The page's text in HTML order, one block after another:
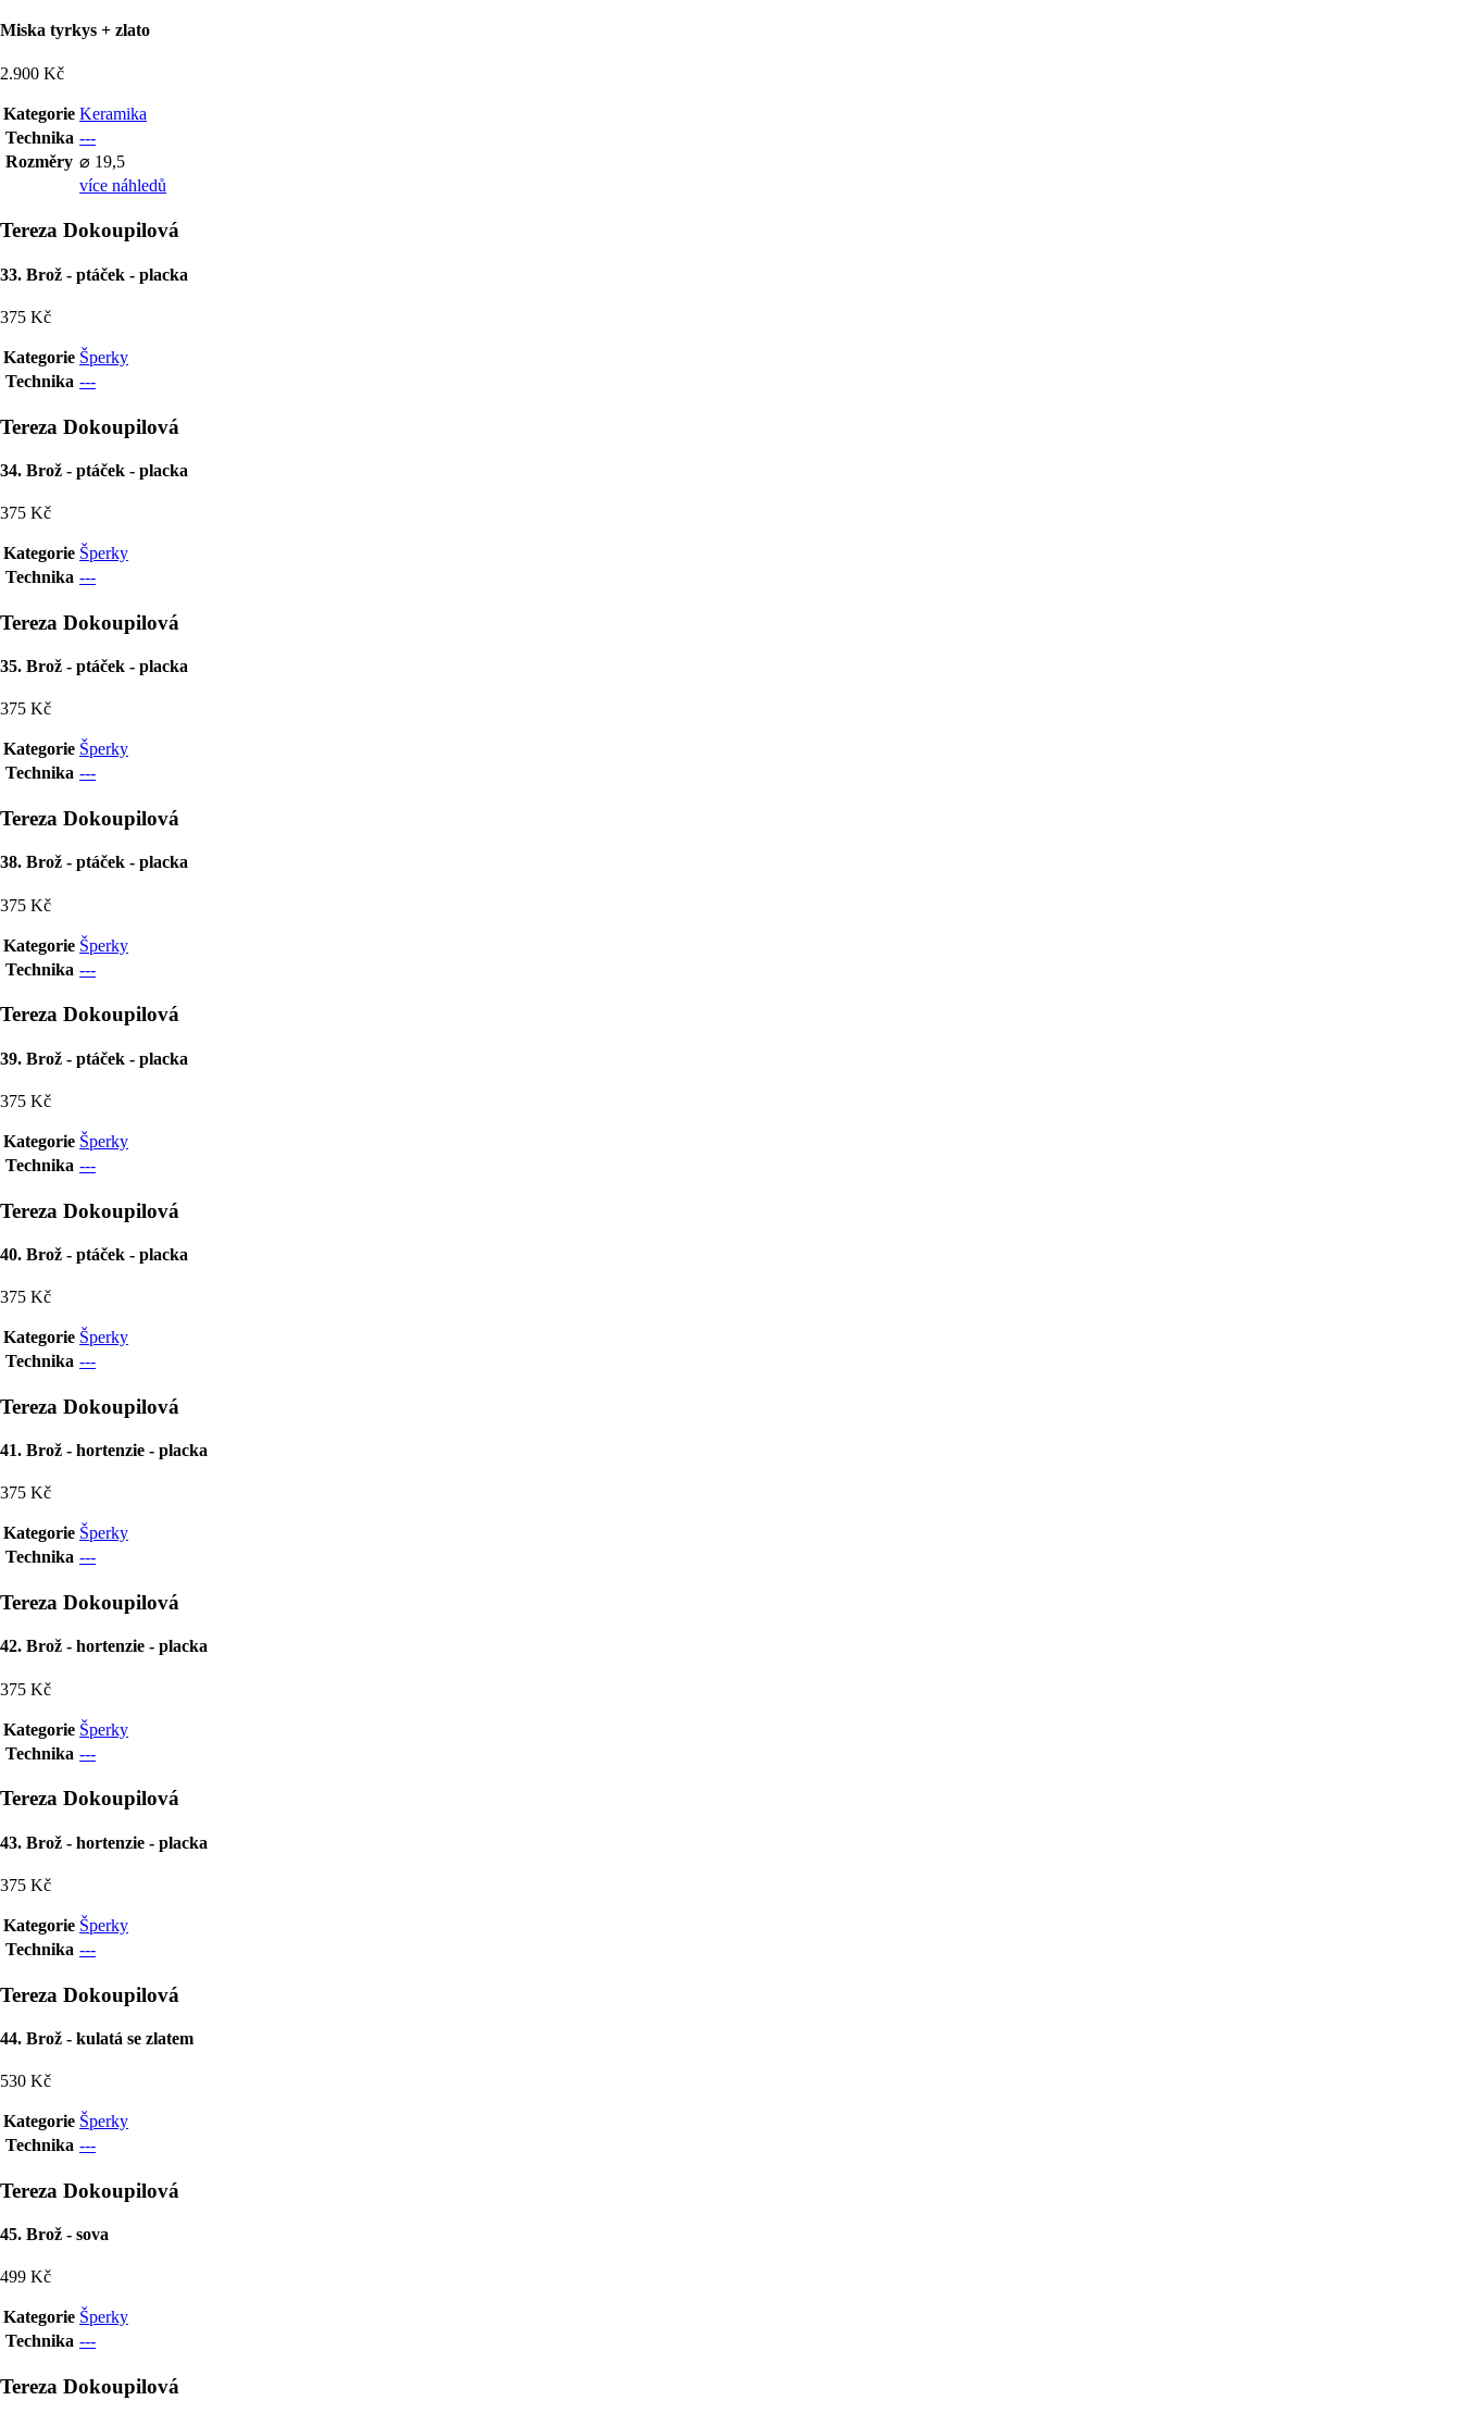
Miska tyrkys + zlato
2.900 Kč
Kategorie Keramika
Technika ---
Rozměry ⌀ 19,5
více náhledů
Tereza Dokoupilová
33. Brož - ptáček - placka
375 Kč
Kategorie Šperky
Technika ---
Tereza Dokoupilová
34. Brož - ptáček - placka
375 Kč
Kategorie Šperky
Technika ---
Tereza Dokoupilová
35. Brož - ptáček - placka
375 Kč
Kategorie Šperky
Technika ---
Tereza Dokoupilová
38. Brož - ptáček - placka
375 Kč
Kategorie Šperky
Technika ---
Tereza Dokoupilová
39. Brož - ptáček - placka
375 Kč
Kategorie Šperky
Technika ---
Tereza Dokoupilová
40. Brož - ptáček - placka
375 Kč
Kategorie Šperky
Technika ---
Tereza Dokoupilová
41. Brož - hortenzie - placka
375 Kč
Kategorie Šperky
Technika ---
Tereza Dokoupilová
42. Brož - hortenzie - placka
375 Kč
Kategorie Šperky
Technika ---
Tereza Dokoupilová
43. Brož - hortenzie - placka
375 Kč
Kategorie Šperky
Technika ---
Tereza Dokoupilová
44. Brož - kulatá se zlatem
530 Kč
Kategorie Šperky
Technika ---
Tereza Dokoupilová
45. Brož - sova
499 Kč
Kategorie Šperky
Technika ---
Tereza Dokoupilová